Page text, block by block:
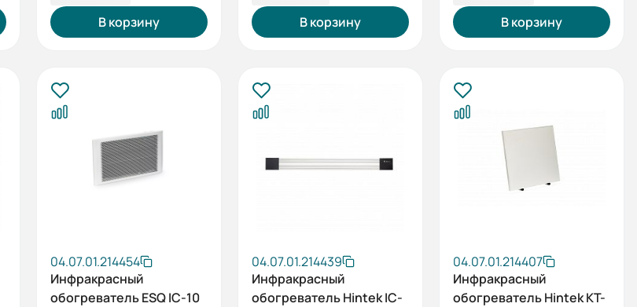
В корзину В корзину В корзину
04.07.01.214454
Инфракрасный
обогреватель ESQ IC-10
04.07.01.214439
Инфракрасный
обогреватель Hintek IC-
04.07.01.214407
Инфракрасный
обогреватель Hintek KT-